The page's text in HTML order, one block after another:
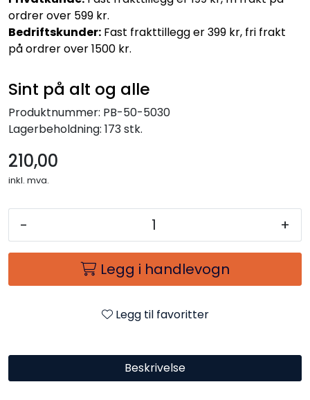
ordrer over 599 kr.
Bedriftskunder: Fast frakttillegg er 399 kr, fri frakt
på ordrer over 1500 kr.
Sint på alt og alle
Produktnummer: PB-50-5030
Lagerbeholdning: 173 stk.
210,00
inkl. mva.
- +
Legg i handlevogn
Legg til favoritter
Beskrivelse